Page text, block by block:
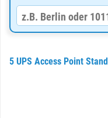
5 UPS Access Point